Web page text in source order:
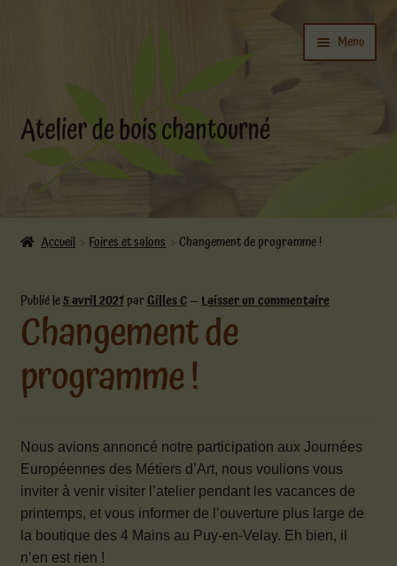
navigation
Menu
Ouvrir
Actualités
Mon compte
Contact
Ouvrir
menu
enfant
Accueil Foires et salons Changement de programme !
Publié le5 avril 2021parGilles C—Laisser un commentaire
Changement de
programme !
Nous avions annoncé notre participation aux Journées
Européennes des Métiers d’Art, nous voulions vous
inviter à venir visiter l’atelier pendant les vacances de
printemps, et vous informer de l’ouverture plus large de
la boutique des 4 Mains au Puy-en-Velay. Eh bien, il
n’en est rien !